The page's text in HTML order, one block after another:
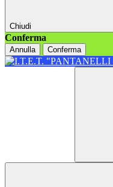
Chiudi
Conferma
Annulla Conferma